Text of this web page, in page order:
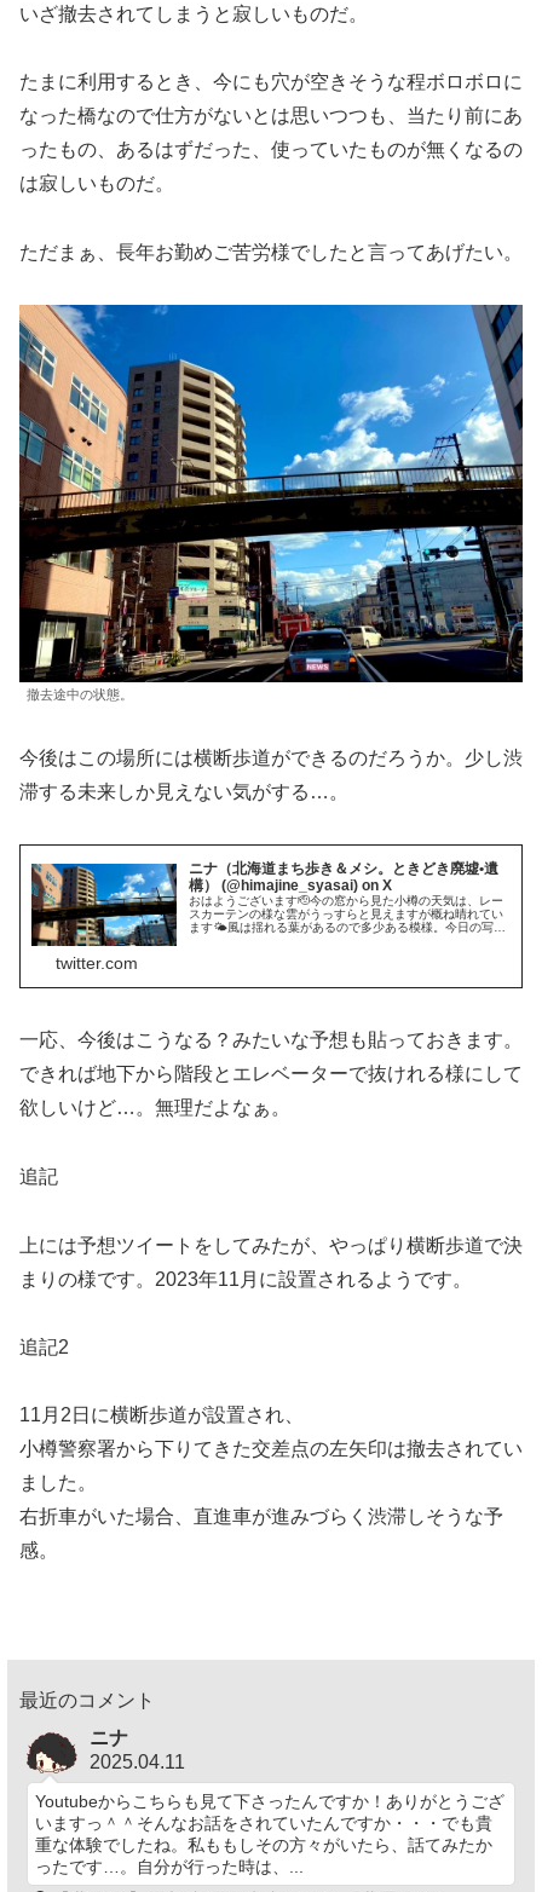
いざ撤去されてしまうと寂しいものだ。
たまに利用するとき、今にも穴が空きそうな程ボロボロに
なった橋なので仕方がないとは思いつつも、当たり前にあ
ったもの、あるはずだった、使っていたものが無くなるの
は寂しいものだ。
ただまぁ、長年お勤めご苦労様でしたと言ってあげたい。
撤去途中の状態。
今後はこの場所には横断歩道ができるのだろうか。少し渋
滞する未来しか見えない気がする…。
ニナ（北海道まち歩き＆メシ。ときどき廃墟•遺
構） (@himajine_syasai) on X
おはようございます🫡今の窓から見た小樽の天気は、レー
スカーテンの様な雲がうっすらと見えますが概ね晴れてい
ます🌤風は揺れる葉があるので多少ある模様。今日の写真
twitter.com
一応、今後はこうなる？みたいな予想も貼っておきます。
できれば地下から階段とエレベーターで抜けれる様にして
欲しいけど…。無理だよなぁ。
追記
上には予想ツイートをしてみたが、やっぱり横断歩道で決
まりの様です。2023年11月に設置されるようです。
追記2
11月2日に横断歩道が設置され、
小樽警察署から下りてきた交差点の左矢印は撤去されてい
ました。
右折車がいた場合、直進車が進みづらく渋滞しそうな予
感。
最近のコメント
ニナ
2025.04.11
Youtubeからこちらも見て下さったんですか！ありがとうござ
いますっ＾＾そんなお話をされていたんですか・・・でも貴
重な体験でしたね。私ももしその方々がいたら、話てみたか
ったです…。自分が行った時は、...